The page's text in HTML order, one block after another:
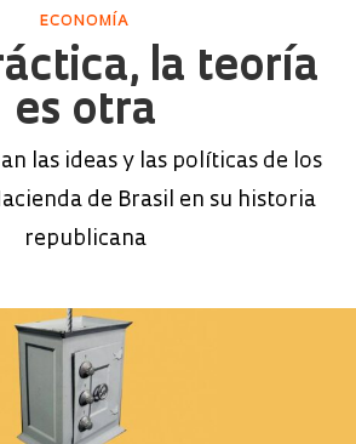
ECONOMÍA
la teoría
es otra
las ideas y las políticas de los
de Brasil en su historia
republicana